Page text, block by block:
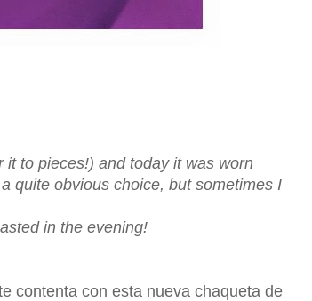
to pieces!) and today it was worn
quite obvious choice, but sometimes I
in the evening!
contenta con esta nueva chaqueta de